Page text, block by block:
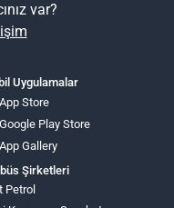
var?
Uygulamalar
App Store
Google Play Store
App Gallery
Şirketleri
Petrol